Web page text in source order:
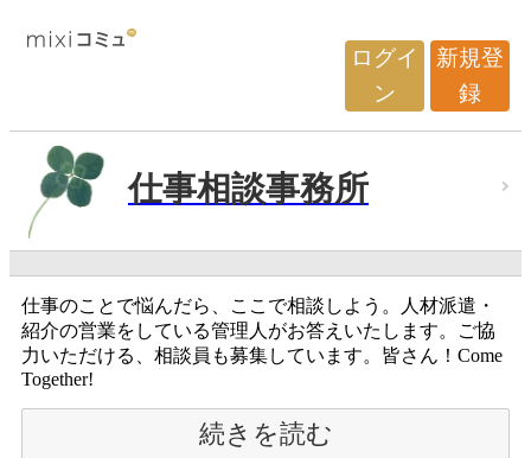
ログイ
ン
新規登
録
仕事相談事務所
仕事のことで悩んだら、ここで相談しよう。人材派遣・
紹介の営業をしている管理人がお答えいたします。ご協
力いただける、相談員も募集しています。皆さん！Come
Together!
続きを読む